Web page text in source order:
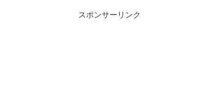
スポンサーリンク